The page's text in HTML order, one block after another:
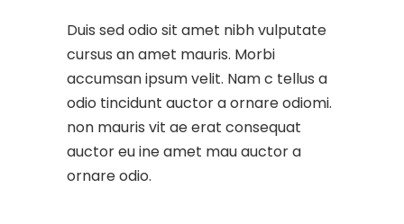
Duis sed odio sit amet nibh vulputate
cursus an amet mauris. Morbi
accumsan ipsum velit. Nam c tellus a
odio tincidunt auctor a ornare odiomi.
non mauris vit ae erat consequat
auctor eu ine amet mau auctor a
ornare odio.